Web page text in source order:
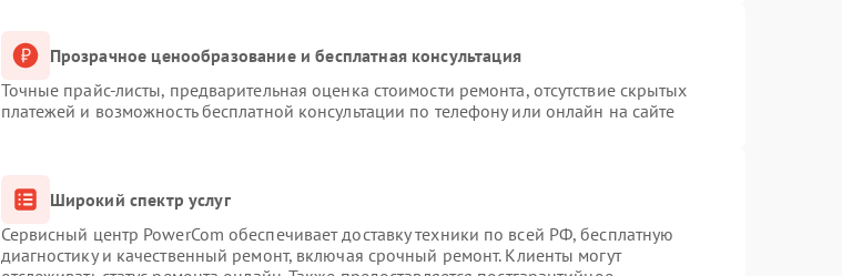
Прозрачное ценообразование и бесплатная консультация
Точные прайс-листы, предварительная оценка стоимости ремонта, отсутствие скрытых
платежей и возможность бесплатной консультации по телефону или онлайн на сайте
Широкий спектр услуг
Сервисный центр PowerCom обеспечивает доставку техники по всей РФ, бесплатную
диагностику и качественный ремонт, включая срочный ремонт. Клиенты могут